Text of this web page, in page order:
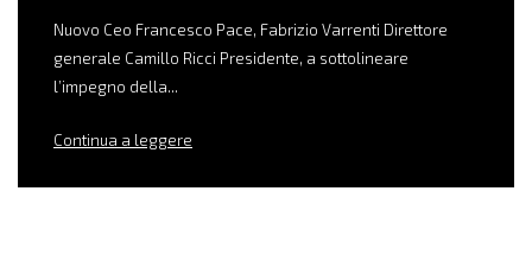
Nuovo Ceo Francesco Pace, Fabrizio Varrenti Direttore
generale Camillo Ricci Presidente, a sottolineare
l’impegno della...
Continua a leggere